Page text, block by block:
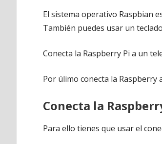
El sistema operativo Raspbian
También puedes usar un
Conecta la Raspberry Pi a un
Por úlimo conecta la
Conecta la
Para ello tienes que usar el